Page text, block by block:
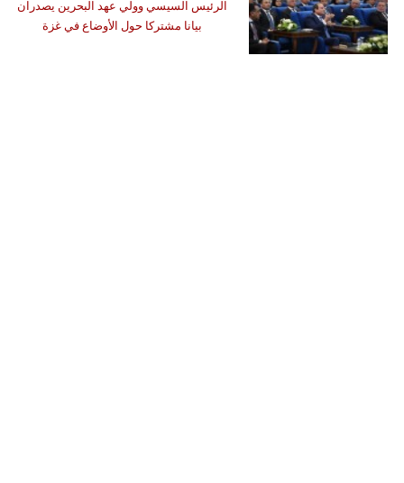
الرئيس السيسي وولي عهد البحرين يصدران
بيانا مشتركا حول الأوضاع في غزة